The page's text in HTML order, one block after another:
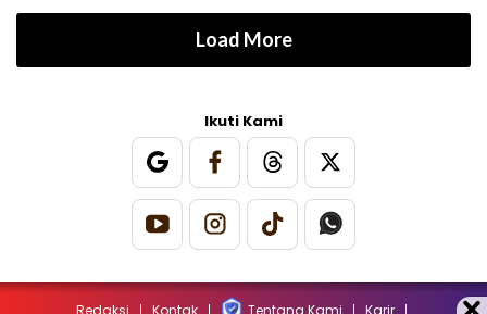
Load More
Ikuti Kami
Redaksi Kontak Tentang Kami Karir